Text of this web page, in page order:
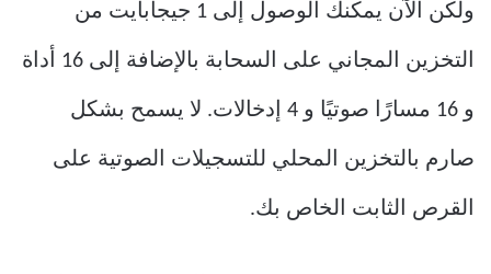
ولكن الآن يمكنك الوصول إلى 1 جيجابايت من
التخزين المجاني على السحابة بالإضافة إلى 16 أداة
و 16 مسارًا صوتيًا و 4 إدخالات. لا يسمح بشكل
صارم بالتخزين المحلي للتسجيلات الصوتية على
القرص الثابت الخاص بك.